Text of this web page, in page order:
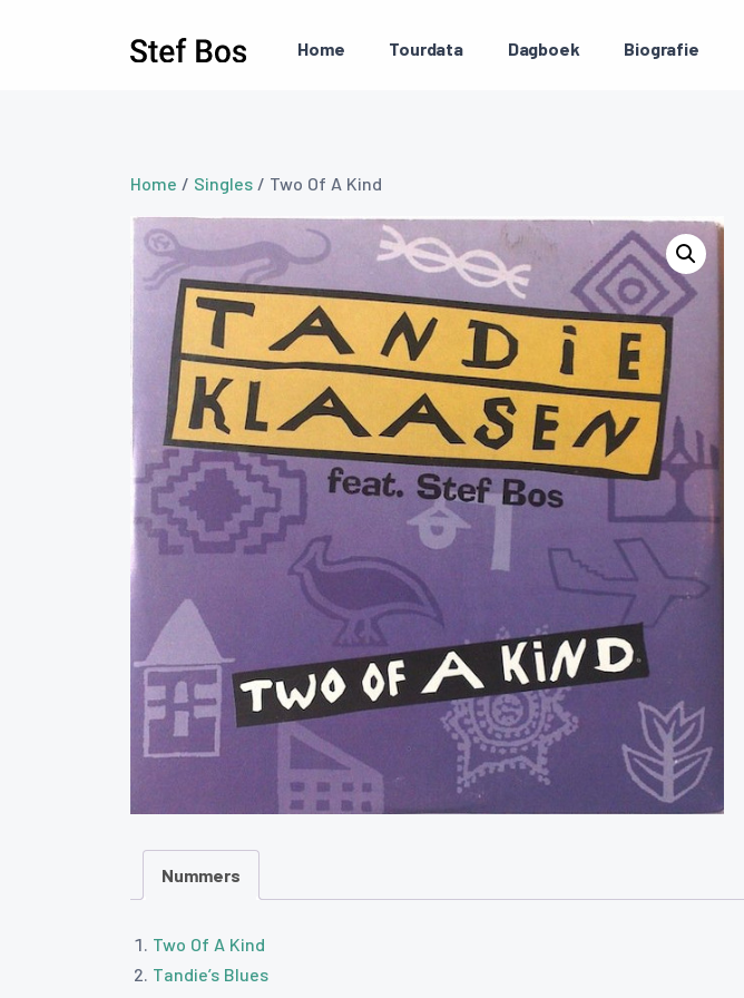
Home
Tourdata Dagboek Biografie
Home / Singles / Two Of A Kind
Nummers
Two Of A Kind
Tandie’s Blues